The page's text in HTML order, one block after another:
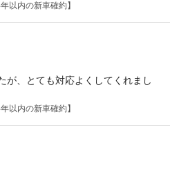
以内の新車確約】
が、とても対応よくしてくれまし
以内の新車確約】